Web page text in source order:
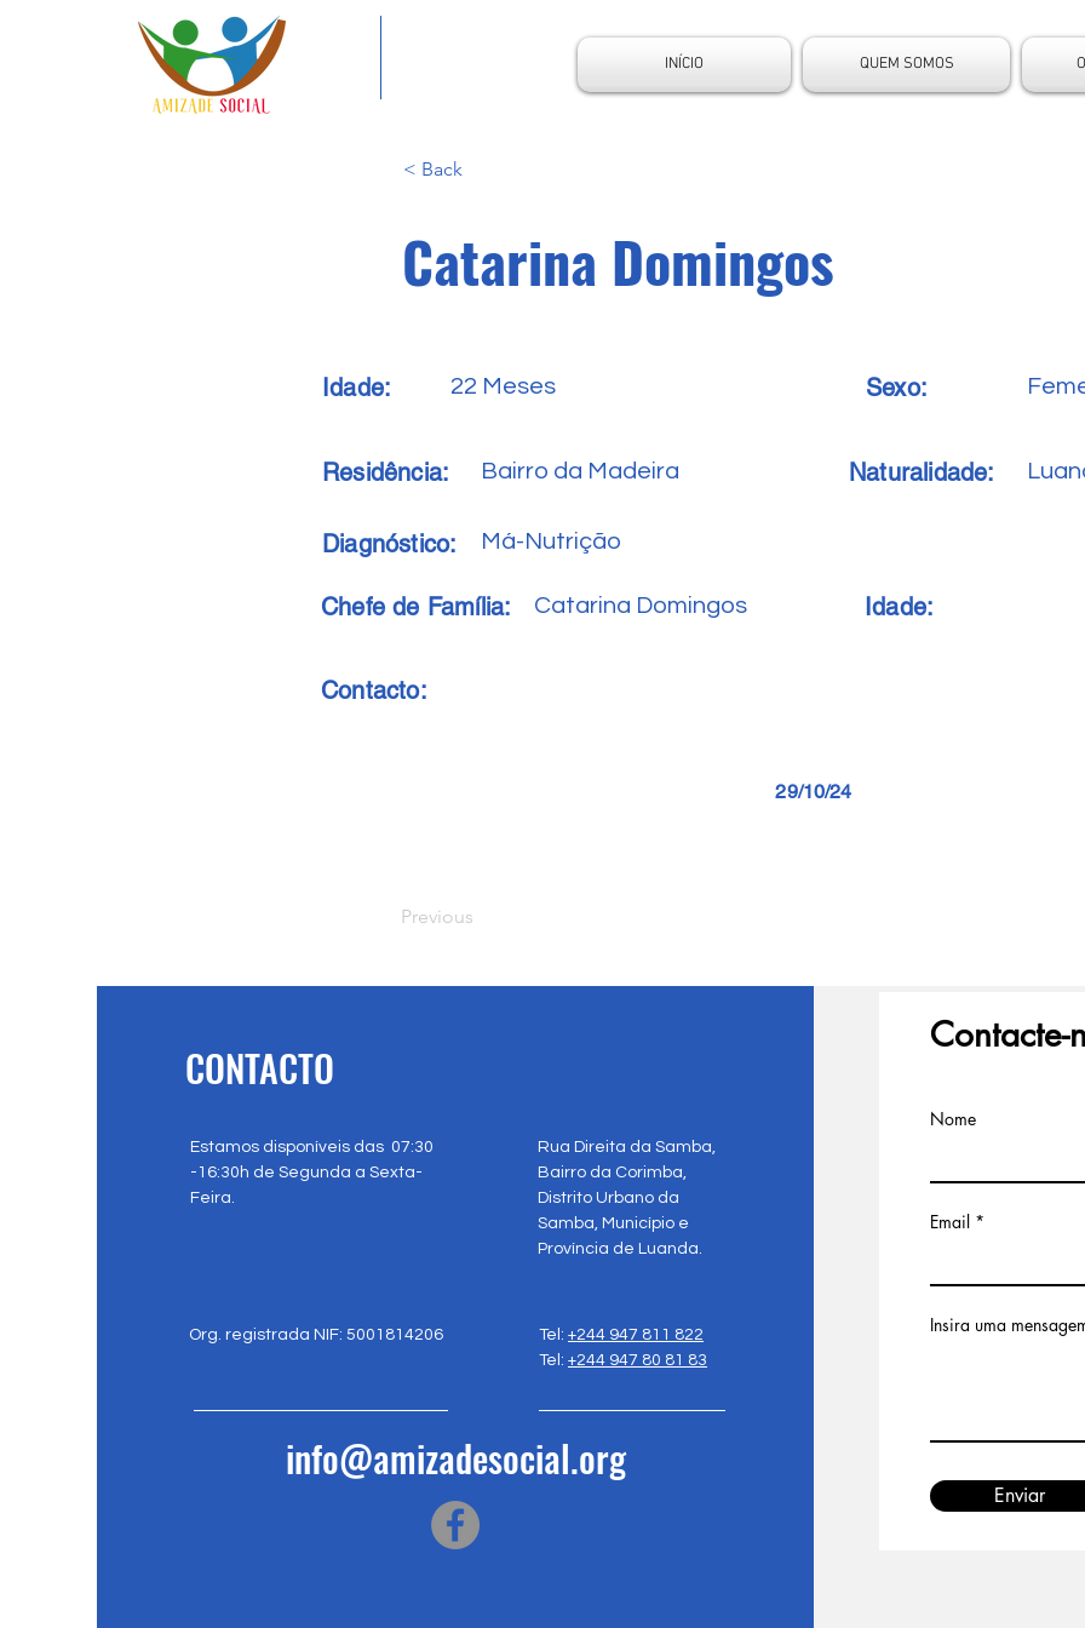
INÍCIO QUEM SOMOS
< Back
Catarina Domingos
Idade: 22 Meses Sexo:
Residência: Bairro da Madeira Naturalidade:
Diagnóstico: Má-Nutrição
Chefe de Família: Catarina Domingos Idade:
Contacto:
29/10/24
Previous
CONTACTO
Estamos disponíveis das 07:30
-16:30h de Segunda a Sexta-
Feira.
Rua Direita da Samba,
Bairro da Corimba,
Distrito Urbano da
Samba, Município e
Província de Luanda.
Org. registrada NIF: 5001814206 Tel: +244 947 811 822
Tel: +244 947 80 81 83
info@amizadesocial.org
Contacte-
Nome
Email
Insira uma
Enviar